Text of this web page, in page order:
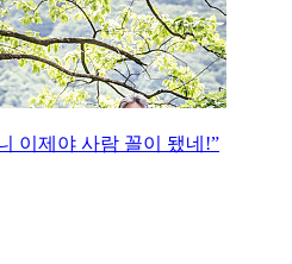
이제야 사람 꼴이 됐네!”